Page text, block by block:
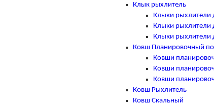
Клык рыхлитель
Клыки рыхлители
Клыки рыхлители
Клыки рыхлители
Ковш Планировочный
Ковши
Ковши
Ковши
Ковш Рыхлитель
Ковш Скальный